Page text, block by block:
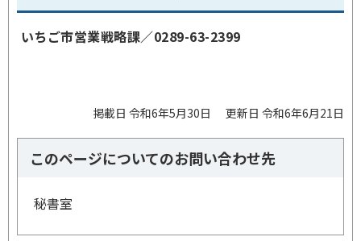
いちご市営業戦略課／0289-63-2399
掲載日 令和6年5月30日 更新日 令和6年6月21日
このページについてのお問い合わせ先
秘書室